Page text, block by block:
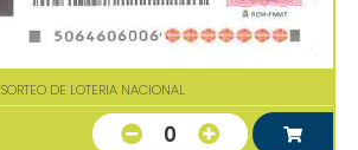
SORTEO DE LOTERIA NACIONAL
0